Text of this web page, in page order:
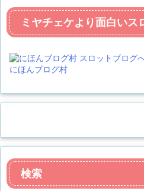
ミヤチェケより面白いス
にほんブログ村
検索